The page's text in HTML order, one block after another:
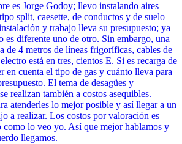
es Jorge Godoy; llevo instalando aires
split, caesette, de conductos y de suelo
y trabajo lleva su presupuesto; ya
es diferente uno de otro. Sin embargo, una
de 4 metros de líneas frigoríficas, cables de
está en tres, cientos E. Si es recarga de
en cuenta el tipo de gas y cuánto lleva para
El tema de desagües y
realizan también a costos asequibles.
atenderles lo mejor posible y así llegar a un
a realizar. Los costos por valoración es
como lo veo yo. Así que mejor hablamos y
llegamos.